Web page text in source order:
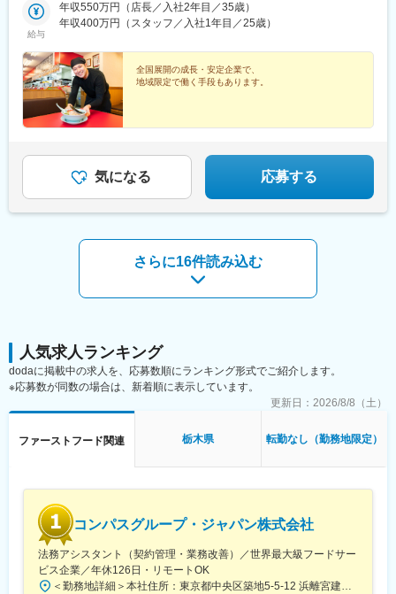
マネージャーを目指すことが可能です。
2028年3月までに国内1100店舗を目指しており、キャリアアップ
の機会が豊富です。
キャリアアップの例：
・1年目：新店立ち上げの店長を経験
・2年目：マネージャーに昇進
さらに社内公募に挑戦し、教育研修や商品開発、海外部門など他
部門で活躍することも可能です。
駅(栃木県)、石橋駅(栃木県)、相武台下駅、上溝駅、寒川駅、蘇我
駅、浜野駅、祇園駅(千葉県)、勝田台駅、君津駅、小室駅、作草部
駅、梅郷駅、成田駅、公津の杜駅、東金駅、佐倉駅、豊春駅、入
間市駅、籠原駅、桶川駅、東鷲宮駅、西大宮駅、東大宮駅、越谷
レイクタウン駅、霞ケ関駅(埼玉県)、南羽生駅、一本松駅(埼玉
県)、結城駅、偕楽園駅、勝田駅、内原駅、水戸駅、常陸多賀駅、
常陸大宮駅、ひたち野うしく駅、荒川沖駅、土浦駅、大和駅(茨城
島神宮駅、石岡駅、箱根ケ崎駅、小作駅、東新潟駅、高田駅(新潟
県)、長岡駅、白山駅(新潟県)、寺尾駅、石和温泉駅、竜王駅、河
口湖駅、附属中学前駅、平田駅(長野県)、上諏訪駅、南宇都宮駅、
大袋駅、初富駅、稲荷山公園駅
給与
年収550万円（店長／入社2年目／35歳）
年収400万円（スタッフ／入社1年目／25歳）
全国展開の成長・安定企業で、
地域限定で働く手段もあります。
気になる 応募する
さらに16件読み込む
人気求人ランキング
dodaに掲載中の求人を、応募数順にランキング形式でご紹介します。
※応募数が同数の場合は、新着順に表示しています。
更新日： 2026/8/8（土）
ファーストフード関連 栃木県 転勤なし（勤務地限定）
コンパスグループ・ジャパン株式会社
法務アシスタント（契約管理・業務改善）／世界最大級フードサー
ビス企業／年休126日・リモートOK
＜勤務地詳細＞本社住所：東京都中央区築地5-5-12 浜離宮建設プラザ4F、5F勤務地最寄駅：都営大江戸線／築地市場駅受動喫煙対策：屋内全面禁煙変更の範囲：無